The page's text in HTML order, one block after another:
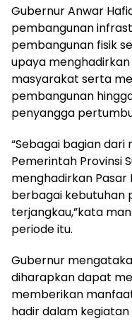
Gubernur Anwar
pembangunan
pembangunan fisik
upaya
masyarakat serta
pembangunan
penyangga
“Sebagai bagian
Pemerintah Provinsi
menghadirkan
berbagai kebutuhan
terjangkau,”kata
periode itu.
Gubernur
diharapkan dapat
memberikan
hadir dalam